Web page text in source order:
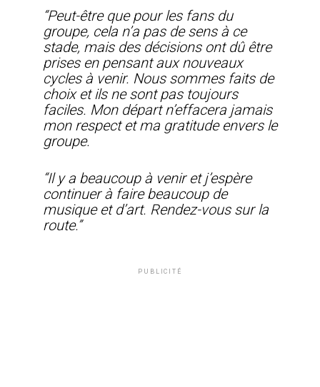
“Peut-être que pour les fans du
groupe, cela n’a pas de sens à ce
stade, mais des décisions ont dû être
prises en pensant aux nouveaux
cycles à venir. Nous sommes faits de
choix et ils ne sont pas toujours
faciles. Mon départ n’effacera jamais
mon respect et ma gratitude envers le
groupe.
“Il y a beaucoup à venir et j’espère
continuer à faire beaucoup de
musique et d’art. Rendez-vous sur la
route.”
PUBLICITÉ